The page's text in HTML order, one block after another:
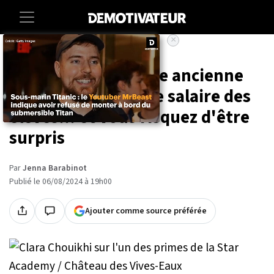
Accueil Societe Entertainment
Star Academy : cette ancienne
candidate dévoile le salaire des
élèves... et vous risquez d'être
surpris
ParJenna Barabinot
Publié le 06/08/2024 à 19h00
Ajouter comme source préférée
×